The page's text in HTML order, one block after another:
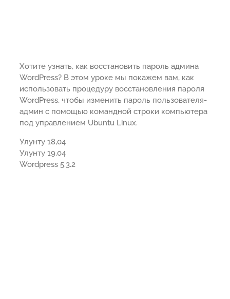
Хотите узнать, как восстановить пароль админа
WordPress? В этом уроке мы покажем вам, как
использовать процедуру восстановления пароля
WordPress, чтобы изменить пароль пользователя-
админ с помощью командной строки компьютера
под управлением Ubuntu Linux.
Улунту 18,04
Улунту 19,04
Wordpress 5.3.2